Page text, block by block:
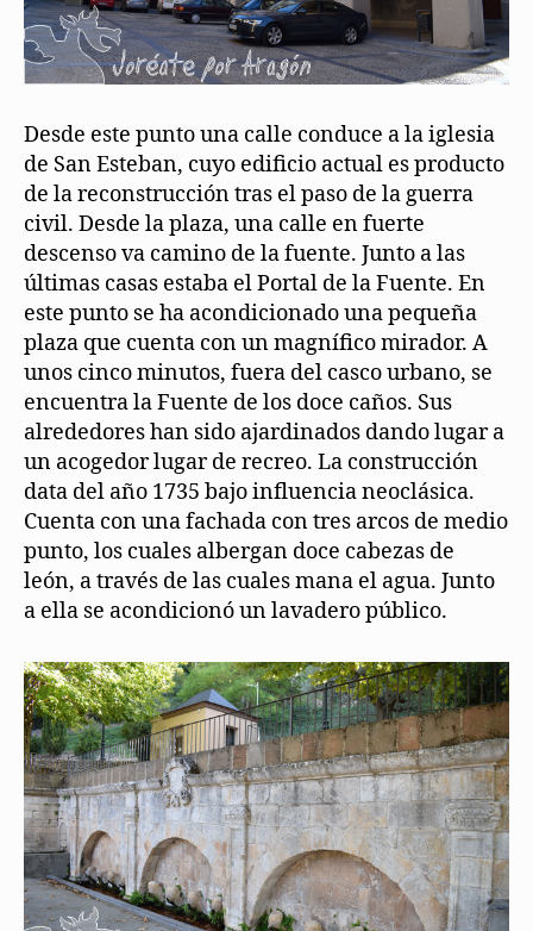
Desde este punto una calle conduce a la iglesia
de San Esteban, cuyo edificio actual es producto
de la reconstrucción tras el paso de la guerra
civil. Desde la plaza, una calle en fuerte
descenso va camino de la fuente. Junto a las
últimas casas estaba el Portal de la Fuente. En
este punto se ha acondicionado una pequeña
plaza que cuenta con un magnífico mirador. A
unos cinco minutos, fuera del casco urbano, se
encuentra la Fuente de los doce caños. Sus
alrededores han sido ajardinados dando lugar a
un acogedor lugar de recreo. La construcción
data del año 1735 bajo influencia neoclásica.
Cuenta con una fachada con tres arcos de medio
punto, los cuales albergan doce cabezas de
león, a través de las cuales mana el agua. Junto
a ella se acondicionó un lavadero público.